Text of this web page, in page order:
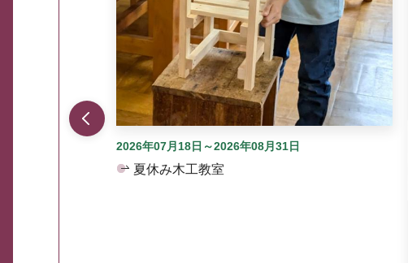
2026年07月18日～2026年08月31日
夏休み木工教室